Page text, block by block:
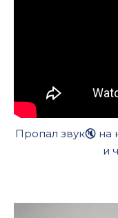
Пропал звук🔇 на
и